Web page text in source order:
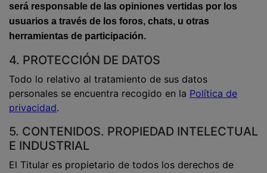
será responsable de las opiniones vertidas por los
usuarios a través de los foros, chats, u otras
herramientas de participación.
4. PROTECCIÓN DE DATOS
Todo lo relativo al tratamiento de sus datos
personales se encuentra recogido en la Política de
privacidad.
5. CONTENIDOS. PROPIEDAD INTELECTUAL
E INDUSTRIAL
El Titular es propietario de todos los derechos de